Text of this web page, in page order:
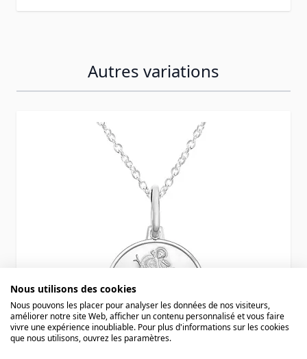
Autres variations
Nous utilisons des cookies
Nous pouvons les placer pour analyser les données de nos visiteurs,
améliorer notre site Web, afficher un contenu personnalisé et vous faire
vivre une expérience inoubliable. Pour plus d'informations sur les cookies
que nous utilisons, ouvrez les paramètres.